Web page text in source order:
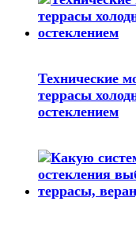
Технические
террасы
остеклением